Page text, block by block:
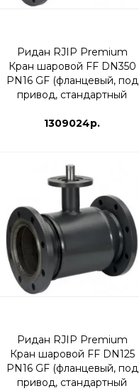
Ридан RJIP Premium
Кран шаровой FF DN350
PN16 GF (фланцевый, под
привод, стандартный
1309024р.
Ридан RJIP Premium
Кран шаровой FF DN125
PN16 GF (фланцевый, под
привод, стандартный